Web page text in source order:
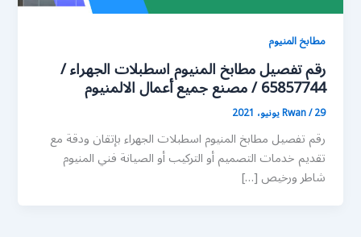
مطابخ المنيوم
رقم تفصيل مطابخ المنيوم اسطبلات الجهراء /
65857744 / مصنع جميع أعمال الالمنيوم
Rwan/29 يونيو، 2021
رقم تفصيل مطابخ المنيوم اسطبلات الجهراء بإتقان ودقة مع
تقديم خدمات التصميم أو التركيب أو الصيانة فني المنيوم
شاطر ورخيص […]